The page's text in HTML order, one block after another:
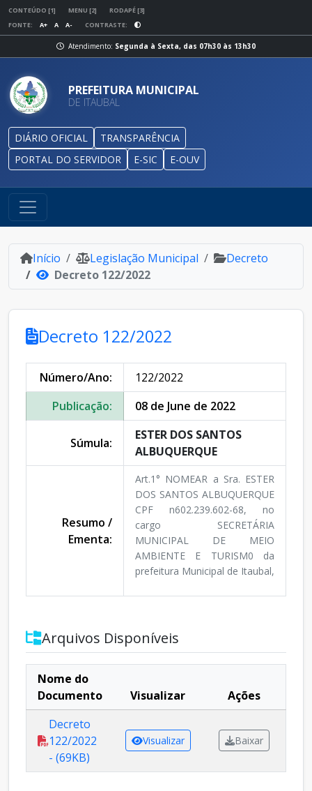
CONTEÚDO [1] MENU [2]
RODAPÉ [3]
FONTE:
A+ A A- CONTRASTE:
Atendimento: Segunda à Sexta, das 07h30 às 13h30
PREFEITURA MUNICIPAL
DE ITAUBAL
DIÁRIO OFICIAL
TRANSPARÊNCIA
PORTAL DO SERVIDOR
E-SIC E-OUV
Início Legislação Municipal
Decreto
Decreto 122/2022
Decreto 122/2022
Número/Ano:
122/2022
Publicação:
08 de June de 2022
Súmula:
ESTER DOS SANTOS
ALBUQUERQUE
Resumo /
Ementa:
Art.1° NOMEAR a Sra. ESTER
DOS SANTOS ALBUQUERQUE
CPF n602.239.602-68, no
cargo SECRETÁRIA
MUNICIPAL DE MEIO
AMBIENTE E TURISM0 da
prefeitura Municipal de Itaubal,
Arquivos Disponíveis
Nome do
Documento
Visualizar
Ações
Decreto
122/2022
- (69KB)
Visualizar Baixar